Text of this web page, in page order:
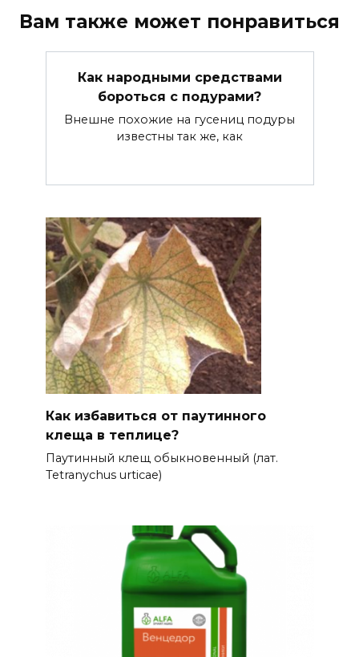
Вам также может понравиться
Как народными средствами
бороться с подурами?
Внешне похожие на гусениц подуры
известны так же, как
Как избавиться от паутинного
клеща в теплице?
Паутинный клещ обыкновенный (лат.
Tetranychus urticae)